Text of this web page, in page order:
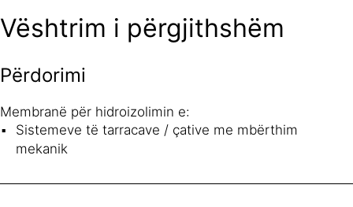
Vështrim i përgjithshëm
Përdorimi
Membranë për hidroizolimin e:
Sistemeve të tarracave / çative me mbërthim
mekanik